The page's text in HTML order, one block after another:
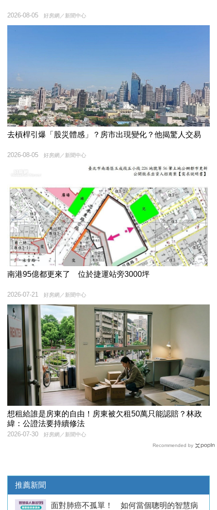
好房網／新聞中心
2026-08-05
去槓桿引爆「股災體感」？房市出現變化？他揭驚人交易
好房網／新聞中心
2026-08-05
南港95億都更來了 位於捷運站旁3000坪
好房網／新聞中心
2026-07-21
想租給誰是房東的自由！房東被欠租50萬只能認賠？林政
緯：公證法要持續修法
好房網／新聞中心
2026-07-30
Recommended by
推薦新聞
面對肺癌不孤單！ 如何當個聰明的智慧病